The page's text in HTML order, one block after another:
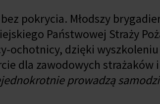
bez pokrycia. Młodszy
Państwowej Straży
ochotnicy, dzięki
dla zawodowych strażaków
prowadzą